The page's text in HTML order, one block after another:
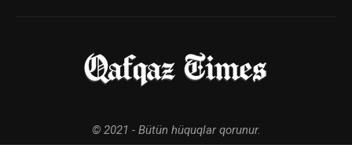
© 2021 - Bütün hüquqlar qorunur.